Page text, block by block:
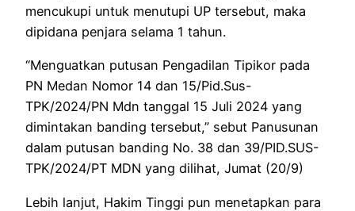
mencukupi untuk menutupi UP tersebut, maka
dipidana penjara selama 1 tahun.
“Menguatkan putusan Pengadilan Tipikor pada
PN Medan Nomor 14 dan 15/Pid.Sus-
TPK/2024/PN Mdn tanggal 15 Juli 2024 yang
dimintakan banding tersebut,” sebut Panusunan
dalam putusan banding No. 38 dan 39/PID.SUS-
TPK/2024/PT MDN yang dilihat, Jumat (20/9)
Lebih lanjut, Hakim Tinggi pun menetapkan para